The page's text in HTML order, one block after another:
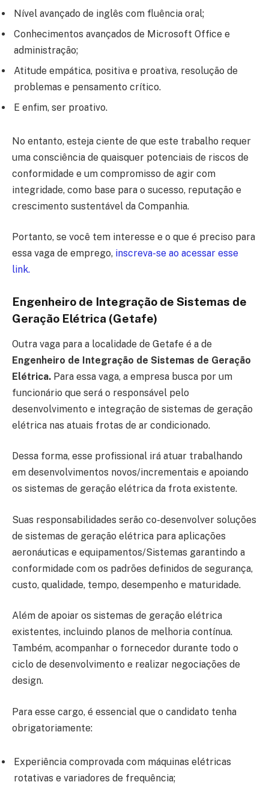
Nível avançado de inglês com fluência oral;
Conhecimentos avançados de Microsoft Office e
administração;
Atitude empática, positiva e proativa, resolução de
problemas e pensamento crítico.
E enfim, ser proativo.
No entanto, esteja ciente de que este trabalho requer
uma consciência de quaisquer potenciais de riscos de
conformidade e um compromisso de agir com
integridade, como base para o sucesso, reputação e
crescimento sustentável da Companhia.
Portanto, se você tem interesse e o que é preciso para
essa vaga de emprego, inscreva-se ao acessar esse
link.
Engenheiro de Integração de Sistemas de
Geração Elétrica (Getafe)
Outra vaga para a localidade de Getafe é a de
Engenheiro de Integração de Sistemas de Geração
Elétrica. Para essa vaga, a empresa busca por um
funcionário que será o responsável pelo
desenvolvimento e integração de sistemas de geração
elétrica nas atuais frotas de ar condicionado.
Dessa forma, esse profissional irá atuar trabalhando
em desenvolvimentos novos/incrementais e apoiando
os sistemas de geração elétrica da frota existente.
Suas responsabilidades serão co-desenvolver soluções
de sistemas de geração elétrica para aplicações
aeronáuticas e equipamentos/Sistemas garantindo a
conformidade com os padrões definidos de segurança,
custo, qualidade, tempo, desempenho e maturidade.
Além de apoiar os sistemas de geração elétrica
existentes, incluindo planos de melhoria contínua.
Também, acompanhar o fornecedor durante todo o
ciclo de desenvolvimento e realizar negociações de
design.
Para esse cargo, é essencial que o candidato tenha
obrigatoriamente:
Experiência comprovada com máquinas elétricas
rotativas e variadores de frequência;